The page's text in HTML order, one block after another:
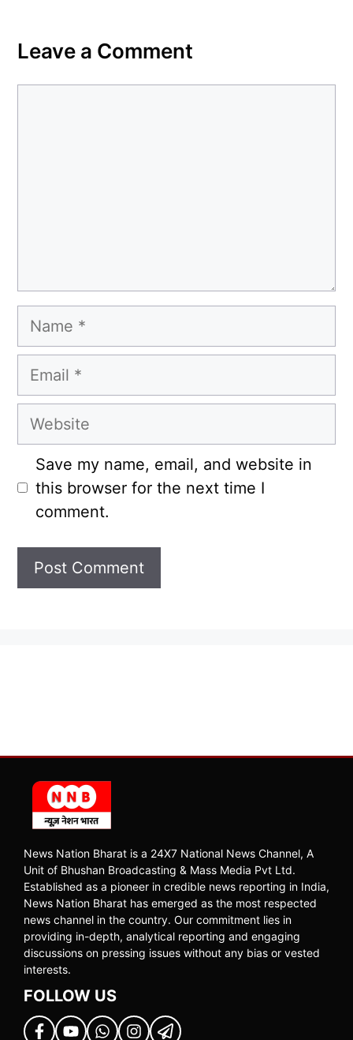
Leave a Comment
Name
Email
Website
Save my name, email, and website in
this browser for the next time I
comment.
News Nation Bharat is a 24X7 National News Channel, A
Unit of Bhushan Broadcasting & Mass Media Pvt Ltd.
Established as a pioneer in credible news reporting in India,
News Nation Bharat has emerged as the most respected
news channel in the country. Our commitment lies in
providing in-depth, analytical reporting and engaging
discussions on pressing issues without any bias or vested
interests.
FOLLOW US